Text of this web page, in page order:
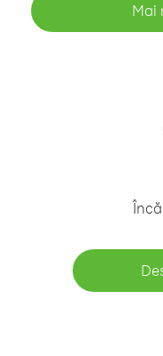
Mai